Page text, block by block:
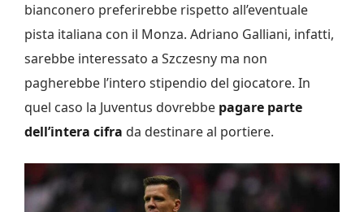
bianconero preferirebbe rispetto all’eventuale
pista italiana con il Monza. Adriano Galliani, infatti,
sarebbe interessato a Szczesny ma non
pagherebbe l’intero stipendio del giocatore. In
quel caso la Juventus dovrebbe pagare parte
dell’intera cifra da destinare al portiere.